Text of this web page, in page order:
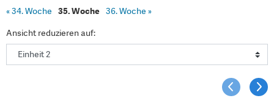
«34. Woche 35. Woche 36. Woche »
Ansicht reduzieren auf: